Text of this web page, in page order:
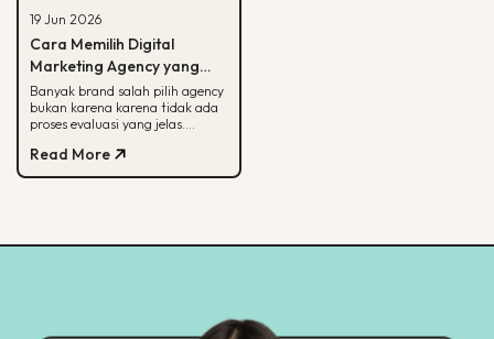
19 Jun 2026
Cara Memilih Digital
Marketing Agency yang
Tepat untuk Bisnis Kamu
Banyak brand salah pilih agency
bukan karena karena tidak ada
proses evaluasi yang jelas.
menilai agency dari spesialisasi,
track record, hingga
Read More